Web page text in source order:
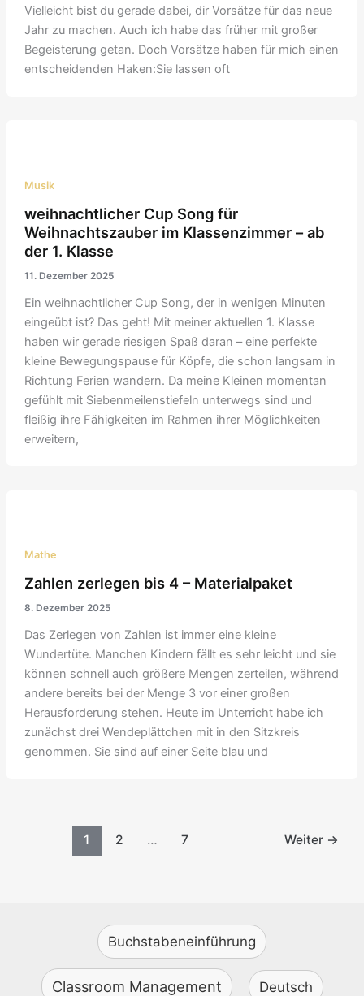
Vielleicht bist du gerade dabei, dir Vorsätze für das neue
Jahr zu machen. Auch ich habe das früher mit großer
Begeisterung getan. Doch Vorsätze haben für mich einen
entscheidenden Haken:Sie lassen oft
Musik
weihnachtlicher Cup Song für
Weihnachtszauber im Klassenzimmer – ab
der 1. Klasse
11. Dezember 2025
Ein weihnachtlicher Cup Song, der in wenigen Minuten
eingeübt ist? Das geht! Mit meiner aktuellen 1. Klasse
haben wir gerade riesigen Spaß daran – eine perfekte
kleine Bewegungspause für Köpfe, die schon langsam in
Richtung Ferien wandern. Da meine Kleinen momentan
gefühlt mit Siebenmeilenstiefeln unterwegs sind und
fleißig ihre Fähigkeiten im Rahmen ihrer Möglichkeiten
erweitern,
Mathe
Zahlen zerlegen bis 4 – Materialpaket
8. Dezember 2025
Das Zerlegen von Zahlen ist immer eine kleine
Wundertüte. Manchen Kindern fällt es sehr leicht und sie
können schnell auch größere Mengen zerteilen, während
andere bereits bei der Menge 3 vor einer großen
Herausforderung stehen. Heute im Unterricht habe ich
zunächst drei Wendeplättchen mit in den Sitzkreis
genommen. Sie sind auf einer Seite blau und
1 2 … 7 Weiter →
Buchstabeneinführung
Classroom Management Deutsch